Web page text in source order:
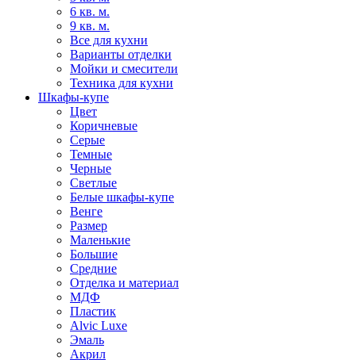
6 кв. м.
9 кв. м.
Все для кухни
Варианты отделки
Мойки и смесители
Техника для кухни
Шкафы-купе
Цвет
Коричневые
Серые
Темные
Черные
Светлые
Белые шкафы-купе
Венге
Размер
Маленькие
Большие
Средние
Отделка и материал
МДФ
Пластик
Alvic Luxe
Эмаль
Акрил